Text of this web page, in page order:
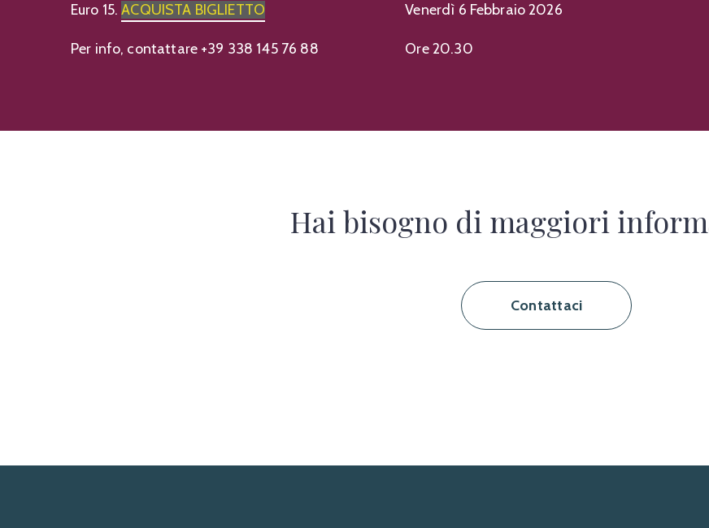
Euro 15.ACQUISTA BIGLIETTO
Per info, contattare +39 338 145 76 88
Venerdì 6 Febbraio 2026
Ore 20.30
Hai bisogno di maggiori
Contattaci